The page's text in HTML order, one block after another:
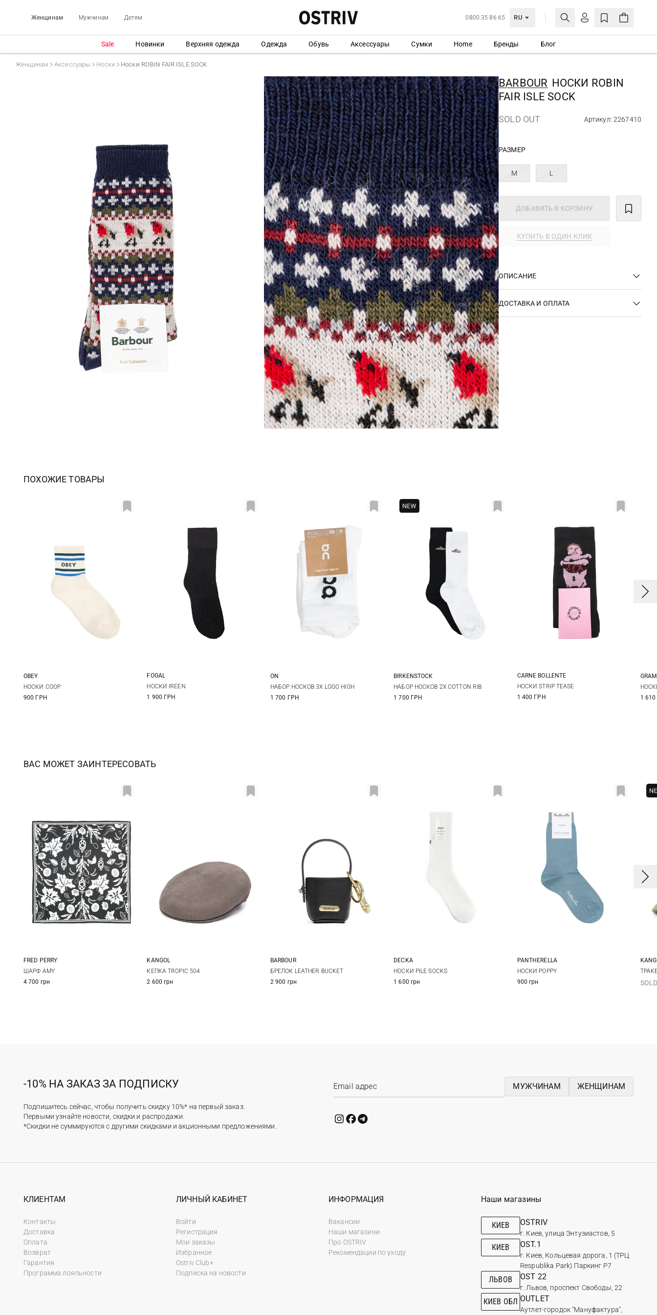
Женщинам Мужчинам Детям 0800 35 86 65 RU
ЛИЧНЫЙ КАБИНЕТ
Еще не зарегистрированы?
СОЗДАТЬ УЧЕТНУЮ ЗАПИСЬ
Sale Новинки Верхняя одежда Одежда Обувь Аксессуары Сумки Home Бренды Блог
Женщинам Аксессуары Носки Носки ROBIN FAIR ISLE SOCK
BARBOUR НОСКИ ROBIN
FAIR ISLE SOCK
SOLD OUT Артикул: 2267410
РАЗМЕР
M L
ДОБАВИТЬ В КОРЗИНУ
КУПИТЬ В ОДИН КЛИК
ОПИСАНИЕ
ДОСТАВКА И ОПЛАТА
ПОХОЖИЕ ТОВАРЫ
OBEY
НОСКИ COOP
900 ГРН
S/M
FOGAL
НОСКИ IREEN
1 900 ГРН
XS S M
ON
НАБОР НОСКОВ 3Х LOGO HIGH
1 700 ГРН
42-44 45-47
BIRKENSTOCK
НАБОР НОСКОВ 2Х COTTON RIB
1 700 ГРН
42/46
CARNE BOLLENTE
НОСКИ STRIP TEASE
1 400 ГРН
1
ВАС МОЖЕТ ЗАИНТЕРЕСОВАТЬ
FRED PERRY
ШАРФ AMY
4 700 грн
S M
KANGOL
КЕПКА TROPIC 504
2 600 грн
One size
BARBOUR
БРЕЛОК LEATHER BUCKET
2 900 грн
2
DECKA
НОСКИ PILE SOCKS
1 600 грн
PANTHERELLA
НОСКИ POPPY
900 грн
-10% НА ЗАКАЗ ЗА ПОДПИСКУ
Подпишитесь сейчас, чтобы получить скидку 10%* на первый заказ.
Первыми узнайте новости, скидки и распродажи.
*Скидки не суммируются с другими скидками и акционными предложениями.
МУЖЧИНАМ ЖЕНЩИНАМ
КЛИЕНТАМ
Контакты
Доставка
Оплата
Возврат
Гарантия
Программа лояльности
ЛИЧНЫЙ КАБИНЕТ
Войти
Регистрация
Мои заказы
Избранное
Ostriv Club+
Подписка на новости
ИНФОРМАЦИЯ
Вакансии
Наши магазини
Про OSTRIV
Рекомендации по уходу
Наши магазины
КИЕВ OSTRIV
г. Киев, улица Энтузиастов, 5
КИЕВ OST.1
г. Киев, Кольцевая дорога, 1 (ТРЦ
Respublika Park) Паркинг Р7
ЛЬВОВ OST 22
г. Львов, проспект Свободы, 22
КИЕВ ОБЛ OUTLET
Аутлет-городок "Мануфактура",